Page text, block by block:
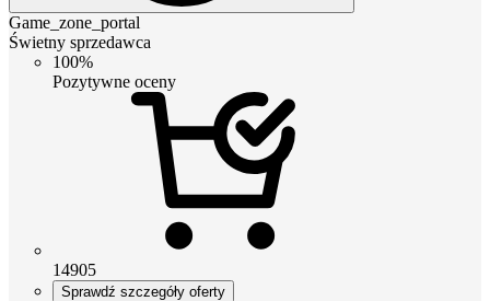
Game_zone_portal
Świetny sprzedawca
100%
Pozytywne oceny
14905
Sprawdź szczegóły oferty